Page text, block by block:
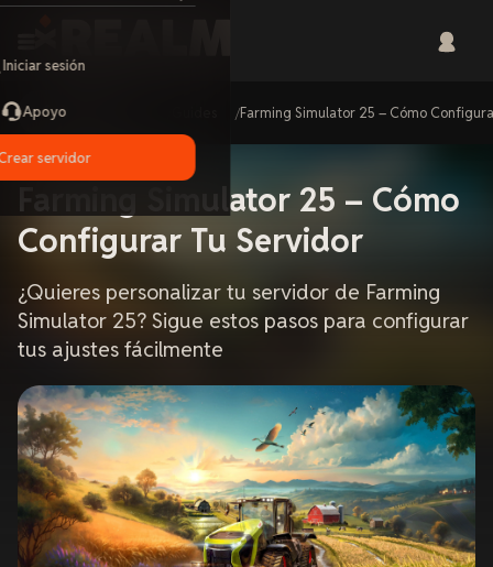
Iniciar sesión
Apoyo
servidor
Farming Simulator 25 – Cómo
Farming Simulator 25 – Cómo
Configurar Tu Servidor
¿Quieres personalizar tu servidor de Farming
Simulator 25? Sigue estos pasos para configurar
tus ajustes fácilmente